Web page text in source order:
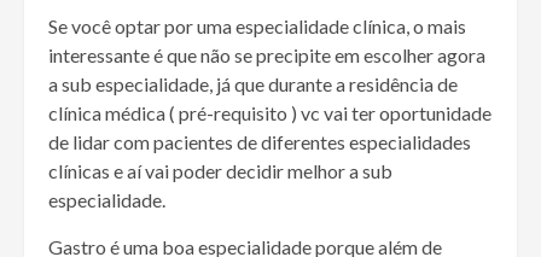
Se você optar por uma especialidade clínica, o mais
interessante é que não se precipite em escolher agora
a sub especialidade, já que durante a residência de
clínica médica ( pré-requisito ) vc vai ter oportunidade
de lidar com pacientes de diferentes especialidades
clínicas e aí vai poder decidir melhor a sub
especialidade.
Gastro é uma boa especialidade porque além de